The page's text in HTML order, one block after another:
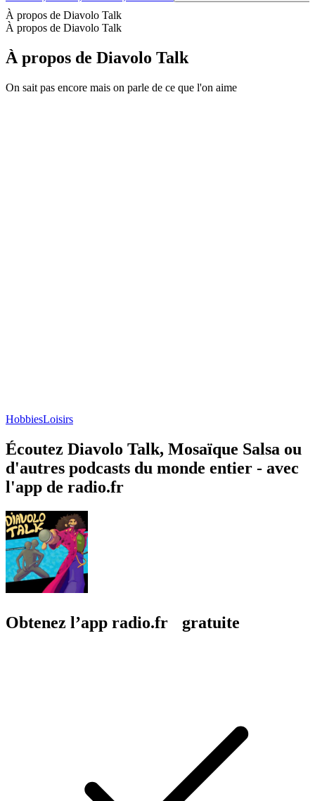
À propos de Diavolo Talk
À propos de Diavolo Talk
À propos de Diavolo Talk
On sait pas encore mais on parle de ce que l'on aime
HobbiesLoisirs
Écoutez Diavolo Talk, Mosaïque Salsa ou
d'autres podcasts du monde entier - avec
l'app de radio.fr
Obtenez l’app radio.fr gratuite